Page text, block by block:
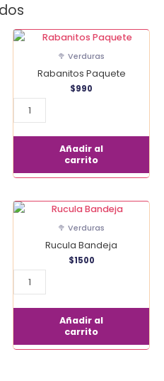
🥦 Verduras
Rabanitos Paquete
$990
Rabanitos
Añadir al
carrito
🥦 Verduras
Rucula Bandeja
$1500
Rucula
Añadir al
carrito